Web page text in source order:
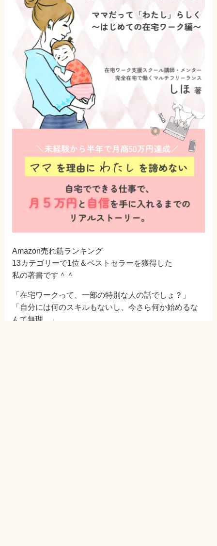
Amazon売れ筋ランキング
13カテゴリーで1位＆ベストセラーを獲得した
私の著書です＾＾
「在宅ワークって、一部の特別な人の話でしょ？」
「自分には何のスキルもないし、今さら何か始めるな
んて無理…」